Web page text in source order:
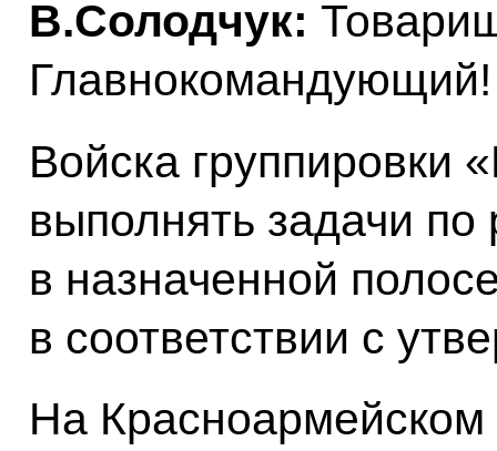
В.Солодчук:
Главнокомандующий!
Войска группировки
выполнять задачи по
в назначенной
в соответствии с
На